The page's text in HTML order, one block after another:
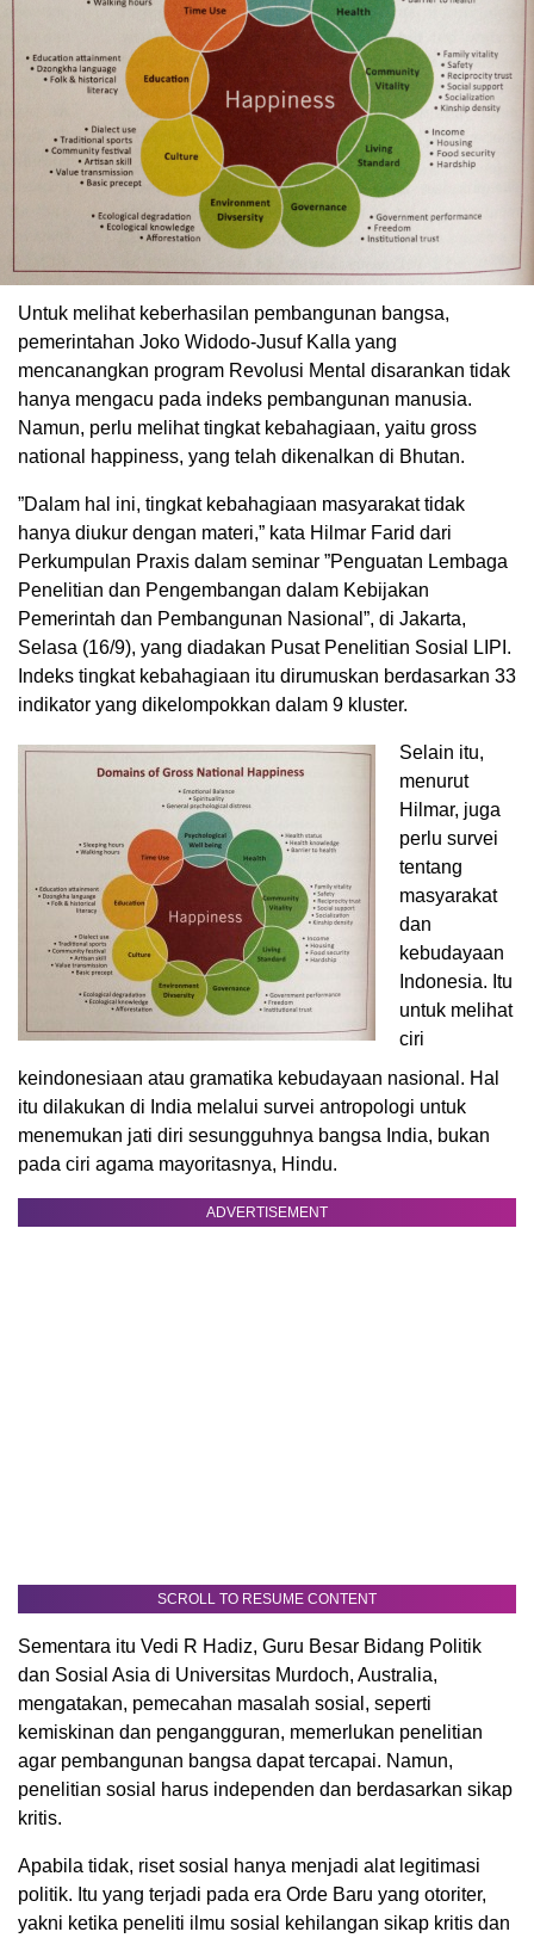
Untuk melihat keberhasilan pembangunan bangsa,
pemerintahan Joko Widodo-Jusuf Kalla yang
mencanangkan program Revolusi Mental disarankan tidak
hanya mengacu pada indeks pembangunan manusia.
Namun, perlu melihat tingkat kebahagiaan, yaitu gross
national happiness, yang telah dikenalkan di Bhutan.
”Dalam hal ini, tingkat kebahagiaan masyarakat tidak
hanya diukur dengan materi,” kata Hilmar Farid dari
Perkumpulan Praxis dalam seminar ”Penguatan Lembaga
Penelitian dan Pengembangan dalam Kebijakan
Pemerintah dan Pembangunan Nasional”, di Jakarta,
Selasa (16/9), yang diadakan Pusat Penelitian Sosial LIPI.
Indeks tingkat kebahagiaan itu dirumuskan berdasarkan 33
indikator yang dikelompokkan dalam 9 kluster.
Selain itu,
menurut
Hilmar, juga
perlu survei
tentang
masyarakat
dan
kebudayaan
Indonesia. Itu
untuk melihat
ciri
keindonesiaan atau gramatika kebudayaan nasional. Hal
itu dilakukan di India melalui survei antropologi untuk
menemukan jati diri sesungguhnya bangsa India, bukan
pada ciri agama mayoritasnya, Hindu.
ADVERTISEMENT
SCROLL TO RESUME CONTENT
Sementara itu Vedi R Hadiz, Guru Besar Bidang Politik
dan Sosial Asia di Universitas Murdoch, Australia,
mengatakan, pemecahan masalah sosial, seperti
kemiskinan dan pengangguran, memerlukan penelitian
agar pembangunan bangsa dapat tercapai. Namun,
penelitian sosial harus independen dan berdasarkan sikap
kritis.
Apabila tidak, riset sosial hanya menjadi alat legitimasi
politik. Itu yang terjadi pada era Orde Baru yang otoriter,
yakni ketika peneliti ilmu sosial kehilangan sikap kritis dan